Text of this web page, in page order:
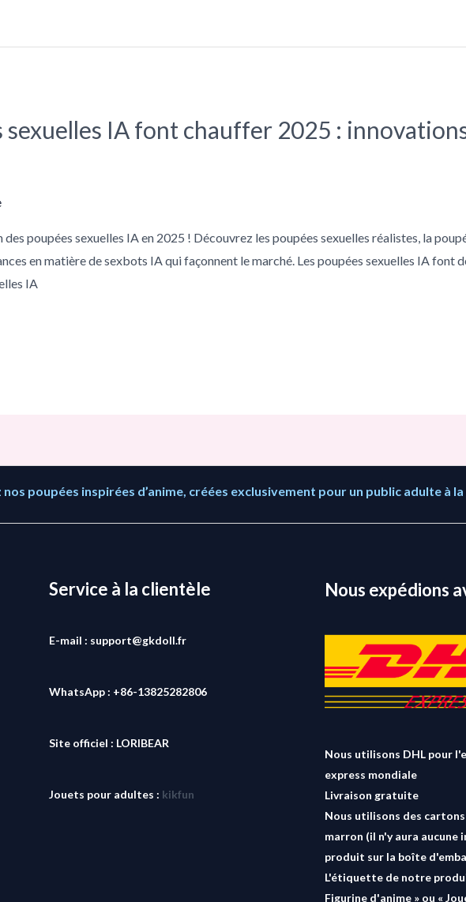
sexuelles IA font chauffer 2025 :
poupées sexuelles IA en 2025 ! Découvrez les poupées sexuelles réalistes, la
en matière de sexbots IA qui façonnent le marché. Les poupées sexuelles IA font
IA
poupées inspirées d’anime, créées exclusivement pour un public adulte à
Service à la clientèle
E-mail : support@gkdoll.fr
WhatsApp : +86-13825282806
Site officiel : LORIBEAR
Jouets pour adultes : kikfun
Nous expédions
Nous utilisons DHL pour
express mondiale
Livraison gratuite
Nous utilisons des
marron (il n'y aura aucune
produit sur la boîte
L'étiquette de notre
Figurine d'anime » ou «